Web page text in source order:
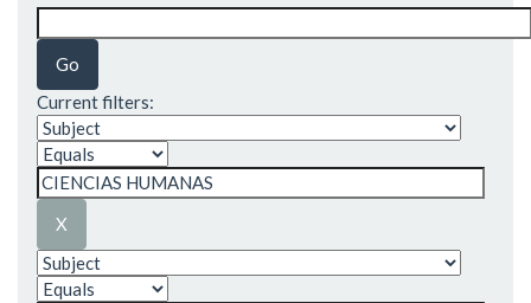
Current filters: